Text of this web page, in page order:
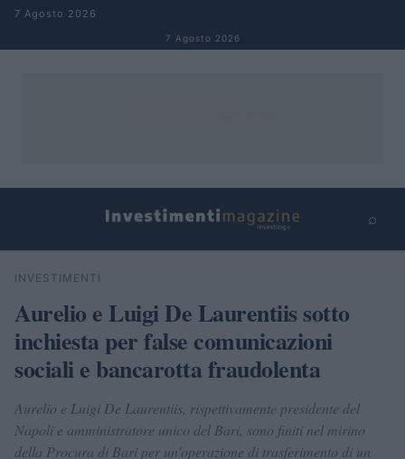
Salta al contenuto
7 Agosto 2026
7 Agosto 2026
⌕
Cerca
INVESTIMENTI
Aurelio e Luigi De Laurentiis sotto
inchiesta per false comunicazioni
sociali e bancarotta fraudolenta
Aurelio e Luigi De Laurentiis, rispettivamente presidente del
Napoli e amministratore unico del Bari, sono finiti nel mirino
della Procura di Bari per un'operazione di trasferimento di un